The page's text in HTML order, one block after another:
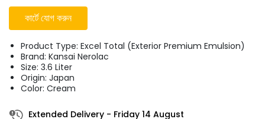
কার্টে যোগ করুন
Product Type: Excel Total (Exterior Premium Emulsion)
Brand: Kansai Nerolac
Size: 3.6 Liter
Origin: Japan
Color: Cream
Extended Delivery - Friday 14 August